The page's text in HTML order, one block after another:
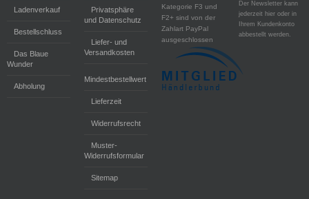
Ladenverkauf
Bestellschluss
Das Blaue
Wunder
Abholung
Privatsphäre
und Datenschutz
Liefer- und
Versandkosten
Mindestbestellwert
Lieferzeit
Widerrufsrecht
Muster-
Widerrufsformular
Sitemap
Kategorie F3 und
F2+ sind von der
Zahlart PayPal
ausgeschlossen
Der Newsletter kann
jederzeit hier oder in
Ihrem Kundenkonto
abbestellt werden.